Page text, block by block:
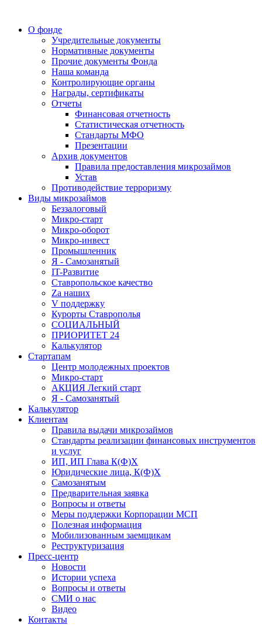
О фонде
Учредительные документы
Нормативные документы
Прочие документы Фонда
Наша команда
Контролирующие органы
Награды, сертификаты
Отчеты
Финансовая отчетность
Статистическая отчетность
Стандарты МФО
Презентации
Архив документов
Правила предоставления микрозаймов
Устав
Противодействие терроризму
Виды микрозаймов
Беззалоговый
Микро-старт
Микро-оборот
Микро-инвест
Промышленник
Я - Самозанятый
IT-Развитие
Ставропольское качество
Za наших
V поддержку
Курорты Ставрополья
СОЦИАЛЬНЫЙ
ПРИОРИТЕТ 24
Калькулятор
Стартапам
Центр молодежных проектов
Микро-старт
АКЦИЯ Легкий старт
Я - Самозанятый
Калькулятор
Клиентам
Правила выдачи микрозаймов
Стандарты реализации финансовых инструментов
и услуг
ИП, ИП Глава К(Ф)Х
Юридические лица, К(Ф)Х
Самозанятым
Предварительная заявка
Вопросы и ответы
Меры поддержки Корпорации МСП
Полезная информация
Мобилизованным заемщикам
Реструктуризация
Пресс-центр
Новости
Истории успеха
Вопросы и ответы
СМИ о нас
Видео
Контакты